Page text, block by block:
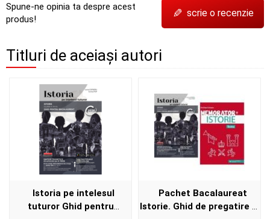
Spune-ne opinia ta despre acest
produs!
✎ scrie o recenzie
Titluri de aceiași autori
Istoria pe intelesul
tuturor Ghid pentru
Pachet Bacalaureat
Istorie. Ghid de pregatire si